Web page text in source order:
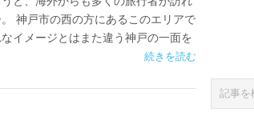
神戸市の西の方にあるこのエリアで
イメージとはまた違う神戸の一面を
続きを読む